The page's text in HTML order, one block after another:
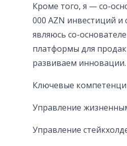
Кроме того, я — со-
000 AZN инвестиций и
являюсь со-
платформы для
развиваем инновации.
Ключевые
Управление
Управление